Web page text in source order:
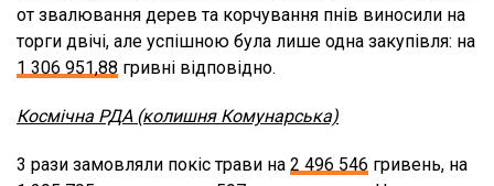
от звалювання дерев та корчування пнів виносили на
торги двічі, але успішною була лише одна закупівля: на
1 306 951,88 гривні відповідно.
Космічна РДА (колишня Комунарська)
3 рази замовляли покіс трави на 2 496 546 гривень, на